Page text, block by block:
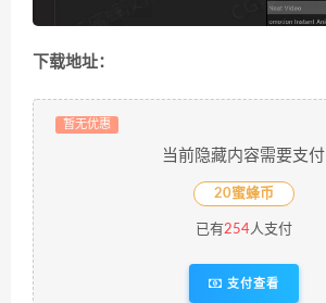
下载地址：
暂无优惠
当前隐藏内容需要支付
20蜜蜂币
已有254人支付
支付查看